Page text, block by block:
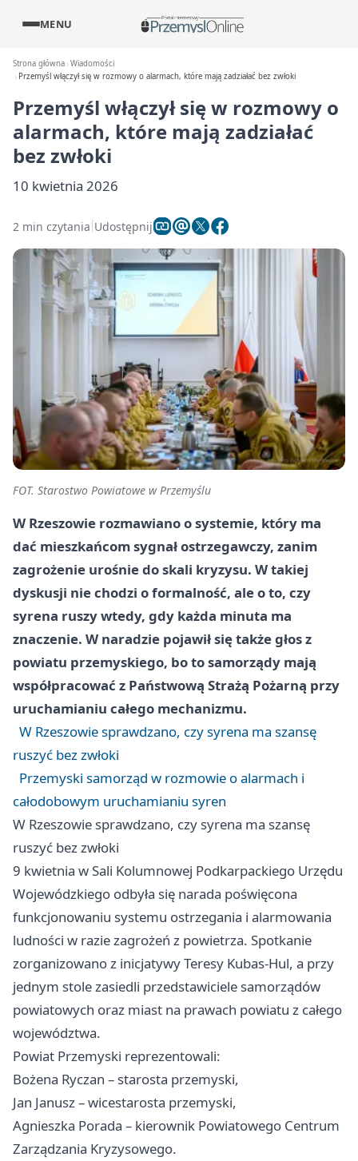
MENU
Strona główna Wiadomości
Przemyśl włączył się w rozmowy o alarmach, które mają zadziałać bez zwłoki
Przemyśl włączył się w rozmowy o
alarmach, które mają zadziałać
bez zwłoki
10 kwietnia 2026
2 min czytania Udostępnij
FOT. Starostwo Powiatowe w Przemyślu
W Rzeszowie rozmawiano o systemie, który ma
dać mieszkańcom sygnał ostrzegawczy, zanim
zagrożenie urośnie do skali kryzysu. W takiej
dyskusji nie chodzi o formalność, ale o to, czy
syrena ruszy wtedy, gdy każda minuta ma
znaczenie. W naradzie pojawił się także głos z
powiatu przemyskiego, bo to samorządy mają
współpracować z Państwową Strażą Pożarną przy
uruchamianiu całego mechanizmu.
W Rzeszowie sprawdzano, czy syrena ma szansę
ruszyć bez zwłoki
Przemyski samorząd w rozmowie o alarmach i
całodobowym uruchamianiu syren
W Rzeszowie sprawdzano, czy syrena ma szansę
ruszyć bez zwłoki
9 kwietnia w Sali Kolumnowej Podkarpackiego Urzędu
Wojewódzkiego odbyła się narada poświęcona
funkcjonowaniu systemu ostrzegania i alarmowania
ludności w razie zagrożeń z powietrza. Spotkanie
zorganizowano z inicjatywy Teresy Kubas-Hul, a przy
jednym stole zasiedli przedstawiciele samorządów
powiatowych oraz miast na prawach powiatu z całego
województwa.
Powiat Przemyski reprezentowali:
Bożena Ryczan – starosta przemyski,
Jan Janusz – wicestarosta przemyski,
Agnieszka Porada – kierownik Powiatowego Centrum
Zarządzania Kryzysowego.